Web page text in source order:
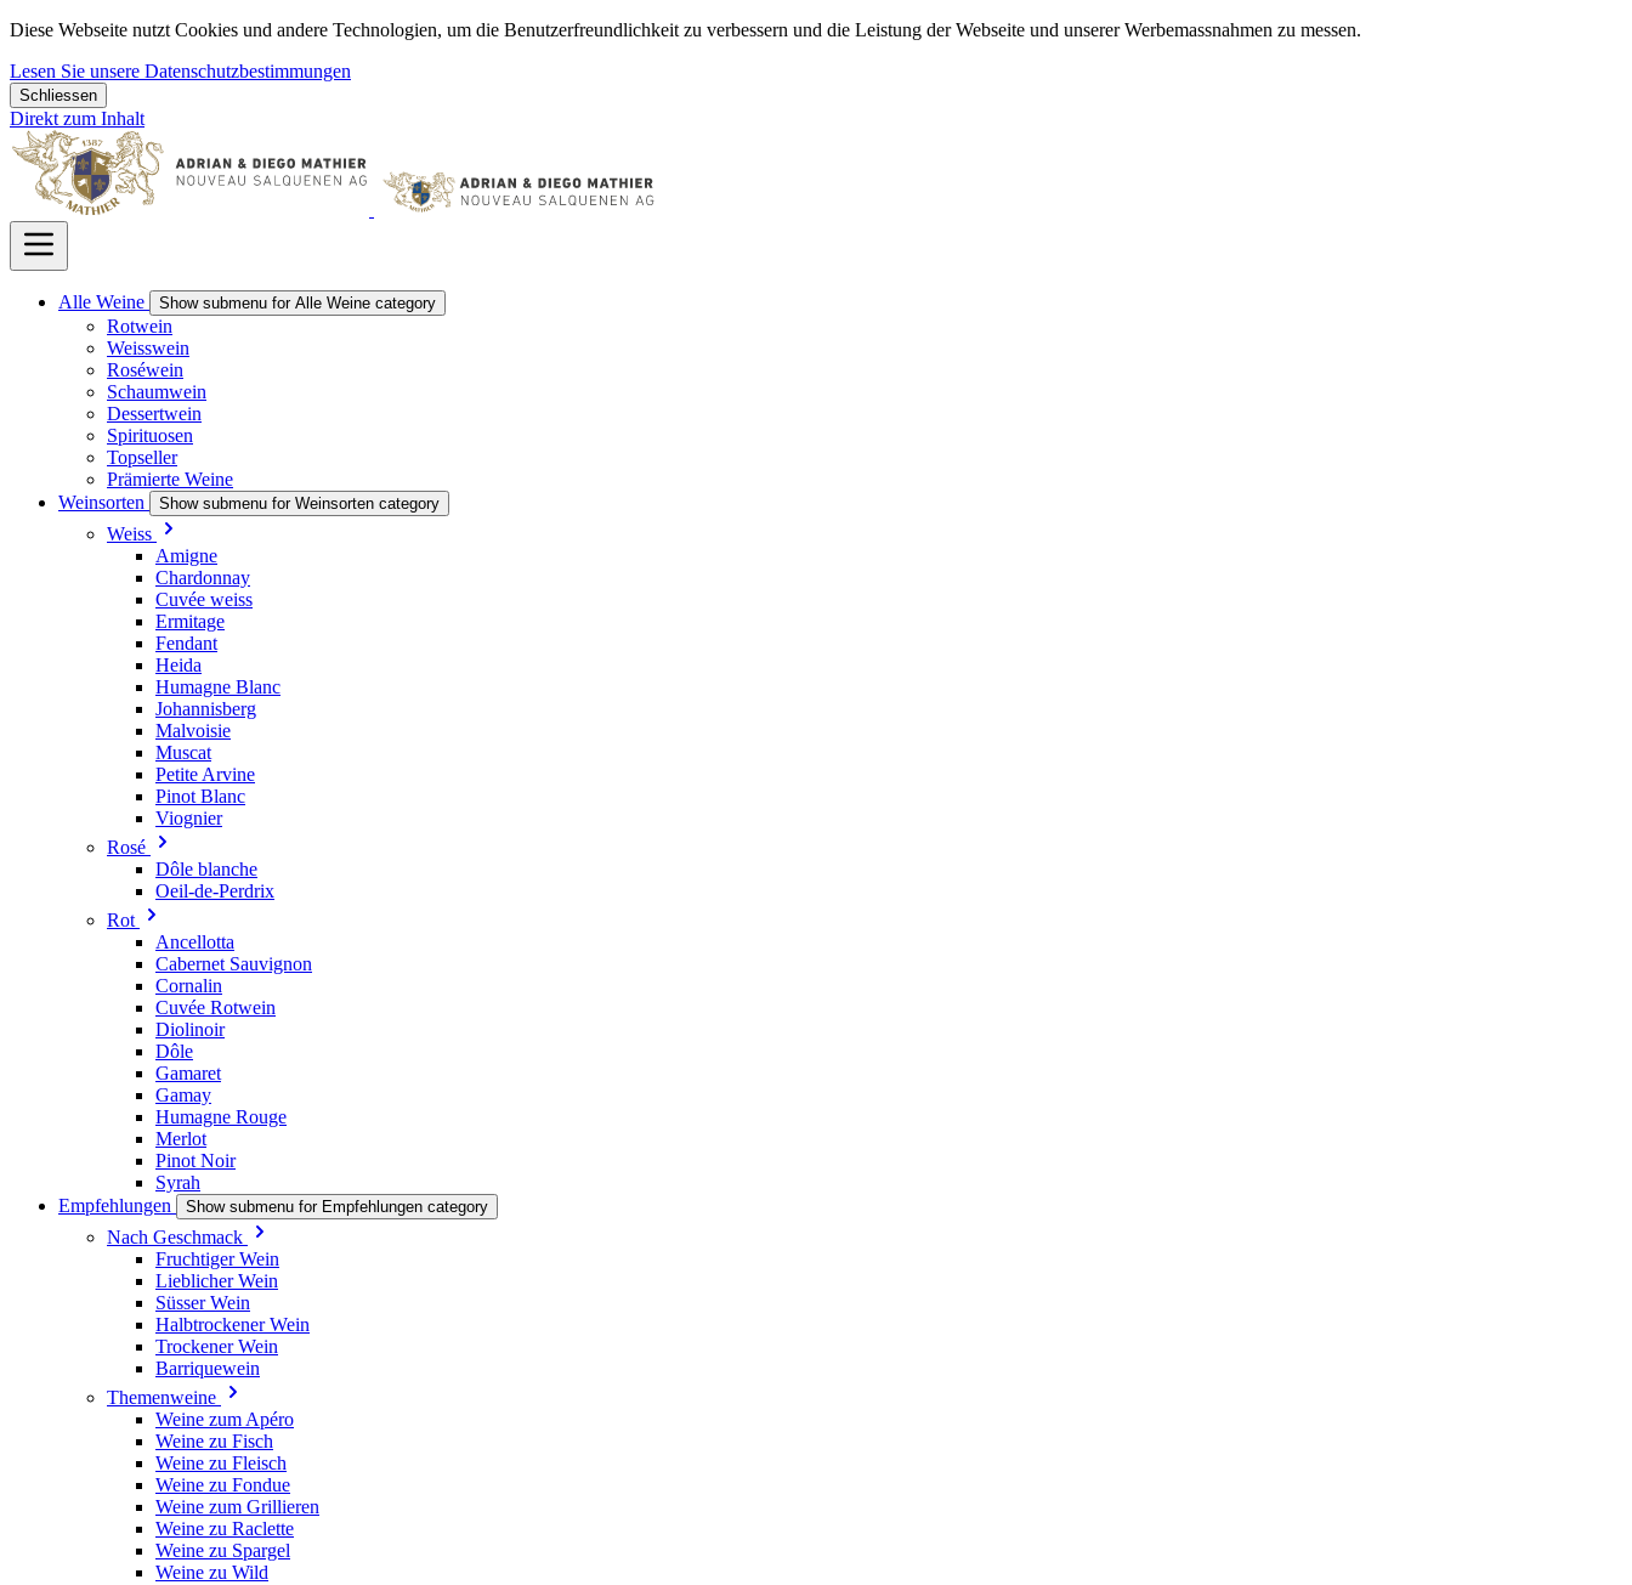
Diese Webseite nutzt Cookies und andere Technologien, um die Benutzerfreundlichkeit zu verbessern und die Leistung der Webseite und unserer Werbemassnahmen zu messen.
Lesen Sie unsere Datenschutzbestimmungen
Schliessen
Direkt zum Inhalt
Alle Weine Show submenu for Alle Weine category
Rotwein
Weisswein
Roséwein
Schaumwein
Dessertwein
Spirituosen
Topseller
Prämierte Weine
Weinsorten
Show submenu for Weinsorten category
Weiss
Amigne
Chardonnay
Cuvée weiss
Ermitage
Fendant
Heida
Humagne Blanc
Johannisberg
Malvoisie
Muscat
Petite Arvine
Pinot Blanc
Viognier
Rosé
Dôle blanche
Oeil-de-Perdrix
Rot
Ancellotta
Cabernet Sauvignon
Cornalin
Cuvée Rotwein
Diolinoir
Dôle
Gamaret
Gamay
Humagne Rouge
Merlot
Pinot Noir
Syrah
Empfehlungen
Show submenu for Empfehlungen category
Nach Geschmack
Fruchtiger Wein
Lieblicher Wein
Süsser Wein
Halbtrockener Wein
Trockener Wein
Barriquewein
Themenweine
Weine zum Apéro
Weine zu Fisch
Weine zu Fleisch
Weine zu Fondue
Weine zum Grillieren
Weine zu Raclette
Weine zu Spargel
Weine zu Wild